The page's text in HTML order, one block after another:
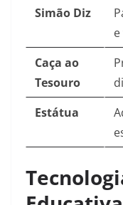
Simão Diz
Caça ao
Tesouro
Estátua